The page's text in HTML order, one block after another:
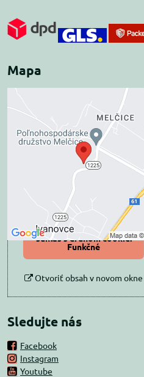
Mapa
Externý obsah je
blokovaný Voľbami
súkromia
Prajete si načítať externý obsah?
Povoliť tentokrát
Povoliť a zapamätať -
súhlas s druhom cookie:
Funkčné
Otvoriť obsah v novom okne
Sledujte nás
Facebook
Instagram
Youtube